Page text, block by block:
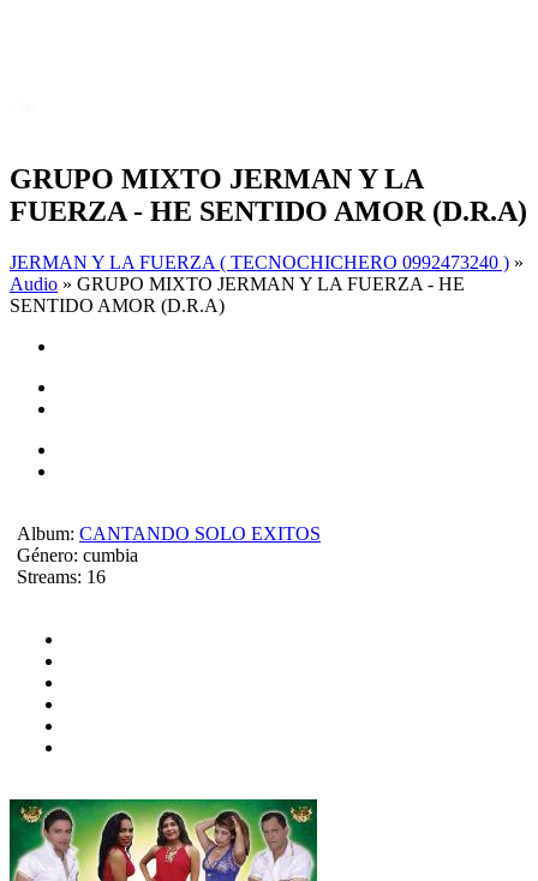
GRUPO MIXTO JERMAN Y LA
FUERZA - HE SENTIDO AMOR (D.R.A)
JERMAN Y LA FUERZA ( TECNOCHICHERO 0992473240 ) »
Audio » GRUPO MIXTO JERMAN Y LA FUERZA - HE
SENTIDO AMOR (D.R.A)
Album: CANTANDO SOLO EXITOS
Género: cumbia
Streams: 16